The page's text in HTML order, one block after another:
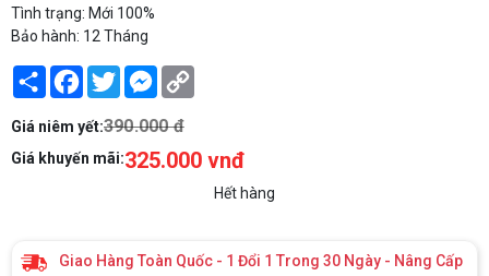
Tình trạng: Mới 100%
Bảo hành: 12 Tháng
Share Facebook
TwitterMessenger
Giá niêm yết:390.000 đ
Giá khuyến mãi:325.000 vnđ
Hết hàng
Giao Hàng Toàn Quốc - 1 Đổi 1 Trong 30 Ngày - Nâng Cấp